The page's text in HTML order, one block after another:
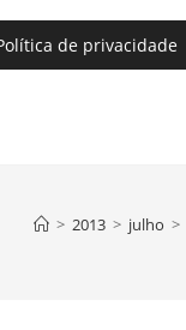
de privacidade
> 2013 > julho >